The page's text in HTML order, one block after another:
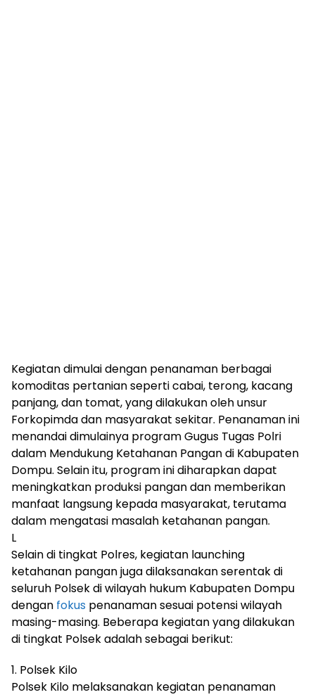
Kegiatan dimulai dengan penanaman berbagai
komoditas pertanian seperti cabai, terong, kacang
panjang, dan tomat, yang dilakukan oleh unsur
Forkopimda dan masyarakat sekitar. Penanaman ini
menandai dimulainya program Gugus Tugas Polri
dalam Mendukung Ketahanan Pangan di Kabupaten
Dompu. Selain itu, program ini diharapkan dapat
meningkatkan produksi pangan dan memberikan
manfaat langsung kepada masyarakat, terutama
dalam mengatasi masalah ketahanan pangan.
L
Selain di tingkat Polres, kegiatan launching
ketahanan pangan juga dilaksanakan serentak di
seluruh Polsek di wilayah hukum Kabupaten Dompu
dengan fokus penanaman sesuai potensi wilayah
masing-masing. Beberapa kegiatan yang dilakukan
di tingkat Polsek adalah sebagai berikut:
1. Polsek Kilo
Polsek Kilo melaksanakan kegiatan penanaman